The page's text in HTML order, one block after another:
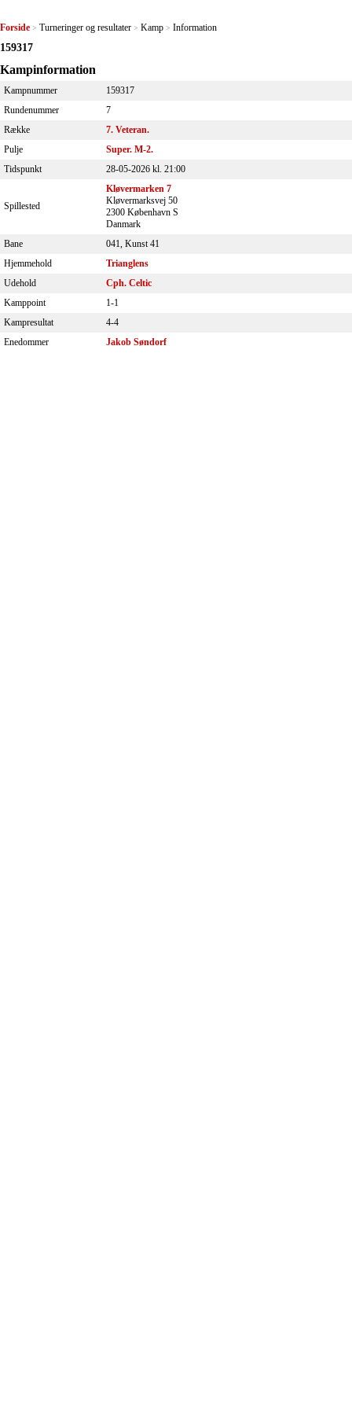
Forside > Turneringer og resultater > Kamp > Information
159317
Kampinformation
Kampnummer
159317
Rundenummer
7
Række
7. Veteran.
Pulje
Super. M-2.
Tidspunkt
28-05-2026 kl. 21:00
Spillested
Kløvermarken 7
Kløvermarksvej 50
2300 København S
Danmark
Bane
041, Kunst 41
Hjemmehold
Trianglens
Udehold
Cph. Celtic
Kamppoint
1-1
Kampresultat
4-4
Enedommer
Jakob Søndorf